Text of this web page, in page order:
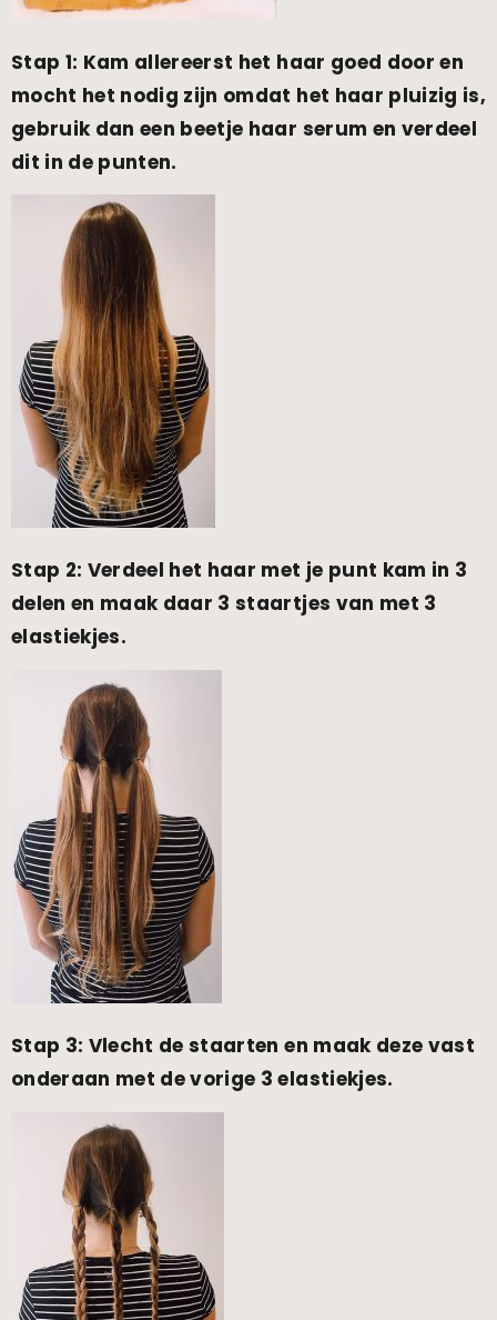
Stap 1: Kam allereerst het haar goed door en
mocht het nodig zijn omdat het haar pluizig is,
gebruik dan een beetje haar serum en verdeel
dit in de punten.
Stap 2: Verdeel het haar met je punt kam in 3
delen en maak daar 3 staartjes van met 3
elastiekjes.
Stap 3: Vlecht de staarten en maak deze vast
onderaan met de vorige 3 elastiekjes.